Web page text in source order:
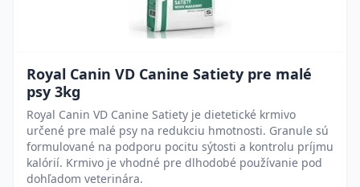
Royal Canin VD Canine Satiety pre malé
psy 3kg
Royal Canin VD Canine Satiety je dietetické krmivo
určené pre malé psy na redukciu hmotnosti. Granule sú
formulované na podporu pocitu sýtosti a kontrolu príjmu
kalórií. Krmivo je vhodné pre dlhodobé používanie pod
dohľadom veterinára.